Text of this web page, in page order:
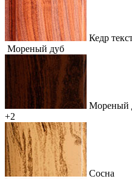
Кедр
Мореный дуб
Мореный
+2
Сосна